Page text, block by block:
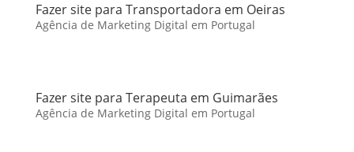
Fazer site para Transportadora em Oeiras
Agência de Marketing Digital em Portugal
Fazer site para Terapeuta em Guimarães
Agência de Marketing Digital em Portugal